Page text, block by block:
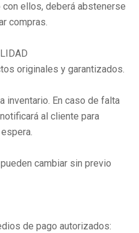
ellos, deberá abstenerse
compras.
originales y garantizados.
inventario. En caso de falta
al cliente para
cambiar sin previo
de pago autorizados: